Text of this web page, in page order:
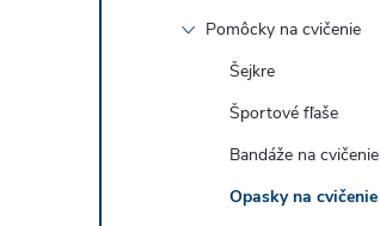
Pomôcky na cvičenie
Šejkre
Športové fľaše
Bandáže na cvičenie
Opasky na cvičenie